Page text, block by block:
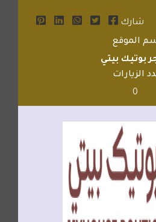
شارك
الموقع
بوتيك بيتي
الزيارات
0